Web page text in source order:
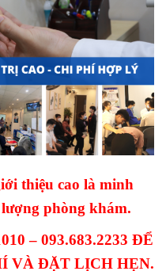
thiệu cao là minh
phòng khám.
– 093.683.2233 ĐỂ
VÀ ĐẶT LỊCH HẸN.